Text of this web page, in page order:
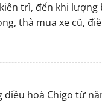
trì, đến khi
thà mua xe cũ,
hoà Chigo từ